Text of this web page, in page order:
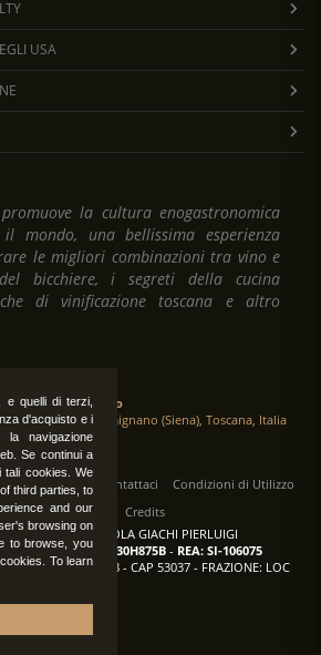
e quelli di terzi,
d'acquisto e i
la navigazione
Se continui a
tali cookies. We
third parties, to
and our
browsing on
to browse, you
To learn
USA
la cultura enogastronomica
una bellissima esperienza
le migliori combinazioni tra vino e
bicchiere, i segreti della cucina
di vinificazione toscana e altro
Tenuta Torciano
53037 San Gimignano (Siena), Toscana, Italia
| Operatori Contattaci
Condizioni di Utilizzo
Albo Fornitori
Credits
AZIENDA AGRICOLA GIACHI PIERLUIGI
-C.F.: GCHPLG62C30H875B- REA: SI-106075
- VIA CROCETTA 18 - CAP 53037 - FRAZIONE: LOC